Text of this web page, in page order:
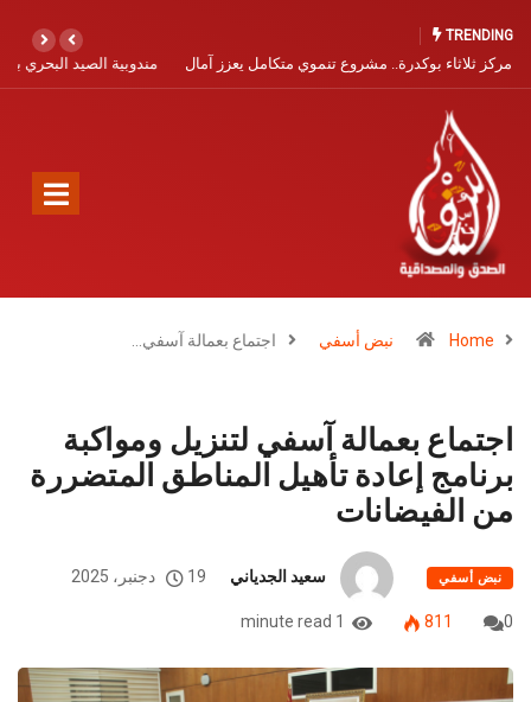
TRENDING
مندوبية الصيد البحري بآسفي تفتح باب التسجيل البحري برسم سنة 2026
Home نبض أسفي اجتماع بعمالة آسفي…
اجتماع بعمالة آسفي لتنزيل ومواكبة
برنامج إعادة تأهيل المناطق المتضررة
من الفيضانات
نبض أسفي سعيد الجدياني 19 دجنبر، 2025
0
811
1 minute read